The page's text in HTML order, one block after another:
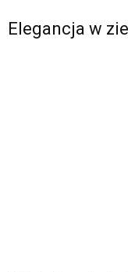
Elegancja w